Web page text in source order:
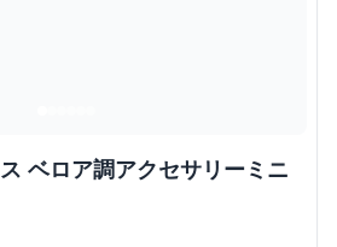
ベロア調アクセサリーミニ